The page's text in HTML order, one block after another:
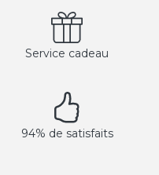
Service cadeau
94% de satisfaits